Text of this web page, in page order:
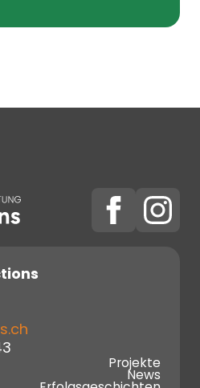
Projekte
News